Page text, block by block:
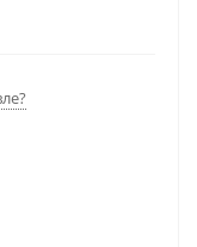
DDR5 32Gb,